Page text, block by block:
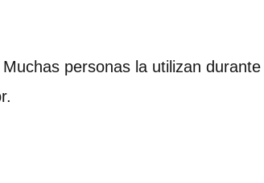
personas la utilizan